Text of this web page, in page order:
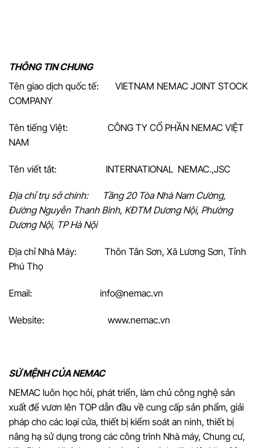
THÔNG TIN CHUNG
Tên giao dịch quốc tế: VIETNAM NEMAC JOINT STOCK
COMPANY
Tên tiếng Việt: CÔNG TY CỔ PHẦN NEMAC VIỆT
NAM
Tên viết tắt: INTERNATIONAL NEMAC.,JSC
Địa chỉ trụ sở chính:
Tầng 20 Tòa Nhà Nam Cường,
Đường Nguyễn Thanh Bình, KĐTM Dương Nội, Phường
Dương Nội, TP Hà Nội
Địa chỉ Nhà Máy: Thôn Tân Sơn, Xã Lương Sơn, Tỉnh
Phú Thọ
Email: info@nemac.vn
Website: www.nemac.vn
SỨ MỆNH CỦA NEMAC
NEMAC luôn học hỏi, phát triển, làm chủ công nghệ sản
xuất để vươn lên TOP dẫn đầu về cung cấp sản phẩm, giải
pháp cho các loại cửa, thiết bị kiểm soát an ninh, thiết bị
nâng hạ sử dụng trong các công trình Nhà máy, Chung cư,